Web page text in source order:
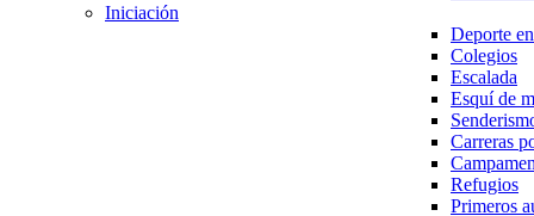
Iniciación
Deporte
Colegios
Escalada
Esquí de
Carreras
Refugios
Primeros